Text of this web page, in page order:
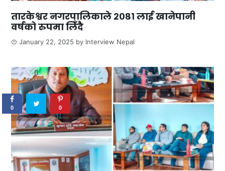
तारकेश्वर नगरपालिकाले २०८१ लाई खानेपानी
वर्षको रुपमा लिँदै
January 22, 2025 by Interview Nepal
0
SHARES
0 0